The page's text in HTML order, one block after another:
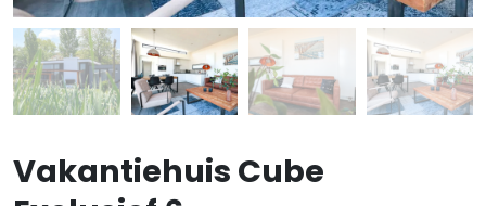
Vakantiehuis Cube